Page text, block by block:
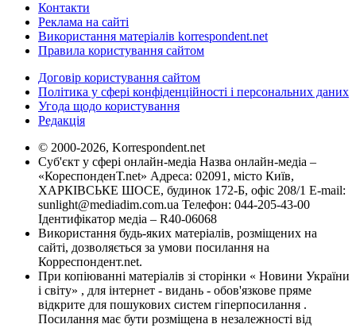
Контакти
Реклама на сайті
Використання матеріалів korrespondent.net
Правила користування сайтом
Договір користування сайтом
Політика у сфері конфіденційності і персональних даних
Угода щодо користування
Редакція
© 2000-2026, Korrespondent.net
Суб'єкт у сфері онлайн-медіа Назва онлайн-медіа –
«КореспонденТ.net» Адреса: 02091, місто Київ,
ХАРКІВСЬКЕ ШОСЕ, будинок 172-Б, офіс 208/1 E-mail:
sunlight@mediadim.com.ua Телефон: 044-205-43-00
Ідентифікатор медіа – R40-06068
Використання будь-яких матеріалів, розміщених на
сайті, дозволяється за умови посилання на
Корреспондент.net.
При копіюванні матеріалів зі сторінки « Новини України
і світу» , для інтернет - видань - обов'язкове пряме
відкрите для пошукових систем гіперпосилання .
Посилання має бути розміщена в незалежності від